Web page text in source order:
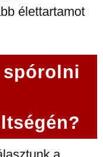
élettartamot
spórolni